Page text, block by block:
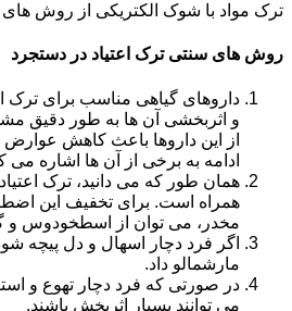
ترک مواد با شوک الکتریکی از روش های
روش های سنتی ترک اعتیاد در دستجرد
داروهای گیاهی مناسب برای ترک
و اثربخشی آن ها به طور دقیق
از این داروها باعث کاهش عوارض
ادامه به برخی از آن ها اشاره می
همان طور که می دانید، ترک
همراه است. برای تخفیف این
مخدر، می توان از اسطخودوس و
اگر فرد دچار اسهال و دل پیچه
مارشمالو داد.
در صورتی که فرد دچار تهوع و
می توانند بسیار اثربخش باشند.